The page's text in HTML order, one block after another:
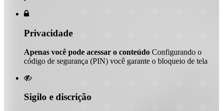

Privacidade
Apenas você pode acessar o conteúdo Configurando o
código de segurança (PIN) você garante o bloqueio de tela

Sigilo e discrição